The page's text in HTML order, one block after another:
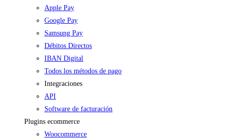
Apple Pay
Google Pay
Samsung Pay
Débitos Directos
IBAN Digital
Todos los métodos de pago
Integraciones
API
Software de facturación
Plugins ecommerce
Woocommerce